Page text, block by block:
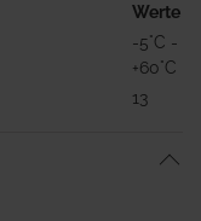
Werte
-5°C -
+60°C
13